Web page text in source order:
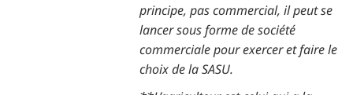
principe, pas commercial, il peut se
lancer sous forme de société
commerciale pour exercer et faire le
choix de la SASU.